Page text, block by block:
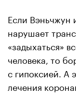
Если Вэньчжун
нарушает
«задыхаться»
человека, то
с гипоксией. А
лечения